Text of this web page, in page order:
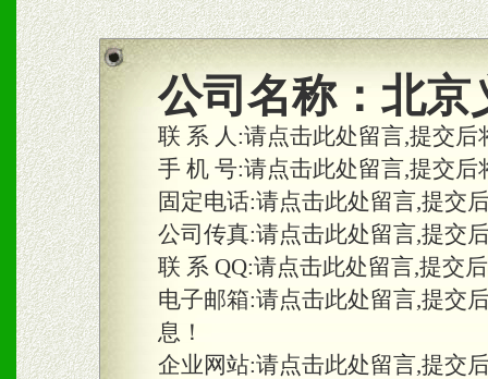
商利润。
2、区域独家经营；建立区
合作关系。
三、物料及媒体
1、免费提供体验及宣传彩
2、不定期在各大知名网站
知名度和影响力。
公司名称： 北京
联 系 人:请点击此处留言,提交
手 机 号:请点击此处留言,提交
固定电话:请点击此处留言,提交
公司传真:请点击此处留言,提交
联 系 QQ:请点击此处留言,提交
电子邮箱:请点击此处留言,提交
息！
企业网站:请点击此处留言,提交